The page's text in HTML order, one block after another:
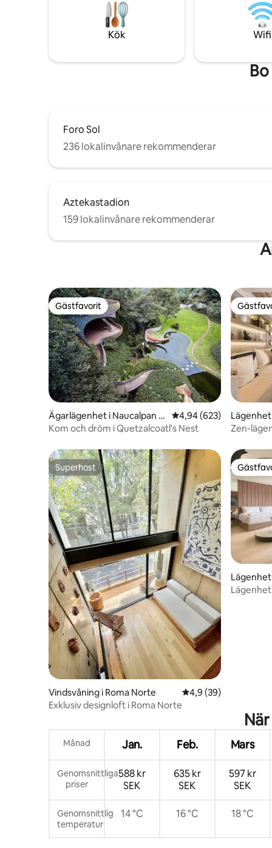
minuters
Kök Wifi
Foro Sol
236 lokalinvånare rekommenderar
Aztekastadion
159 lokalinvånare rekommenderar
Gästfavorit
Gästfavorit
Ägarlägenhet i Naucalpan d
e Juárez
4,94 av 5 i
4,94 (623)
Kom och dröm i Quetzalcoatl's Nest
Zen-
Superhost
Superhost
Vindsvåning i Roma Norte 4,9 av 5 i
4,9 (39)
Exklusiv designloft i Roma Norte
Månad Jan. Feb. Mars
Genomsnittliga
priser
588 kr
SEK
635 kr
SEK
597 kr
SEK
Genomsnittlig
temperatur
14 °C 16 °C 18 °C